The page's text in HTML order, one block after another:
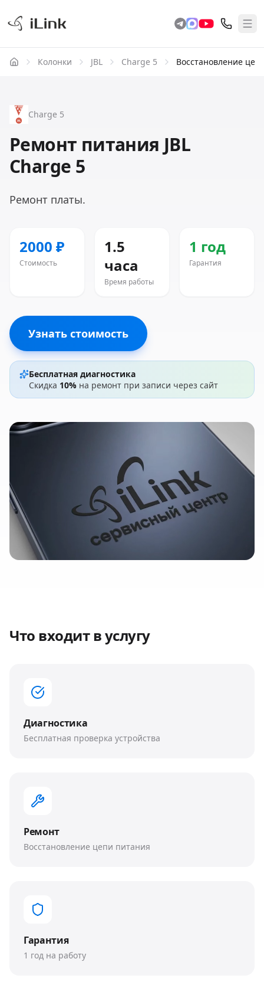
Колонки JBL Charge 5 Восстановление
Charge 5
Ремонт питания JBL
Charge 5
Ремонт платы.
2000 ₽
Стоимость
1.5
часа
Время работы
1 год
Гарантия
Узнать стоимость
Бесплатная диагностика
Скидка 10% на ремонт при записи через сайт
Что входит в услугу
Диагностика
Бесплатная проверка устройства
Ремонт
Восстановление цепи питания
Гарантия
1 год на работу